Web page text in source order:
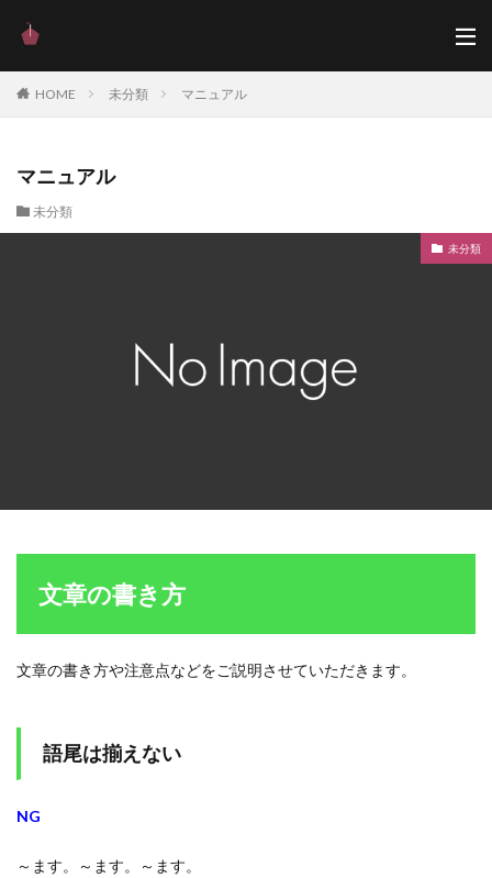
HOME 未分類 マニュアル
マニュアル
未分類
未分類
文章の書き方
文章の書き方や注意点などをご説明させていただきます。
語尾は揃えない
NG
～ます。～ます。～ます。